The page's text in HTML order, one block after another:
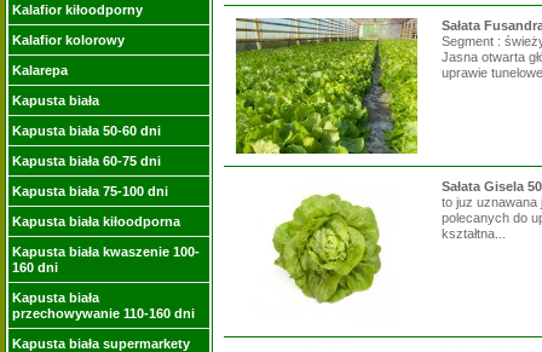
Kalafior kiłoodporny
Kalafior kolorowy
Kalarepa
Kapusta biała
Kapusta biała 50-60 dni
Kapusta biała 60-75 dni
Kapusta biała 75-100 dni
Kapusta biała kiłoodporna
Kapusta biała kwaszenie 100-
160 dni
Kapusta biała
przechowywanie 110-160 dni
Kapusta biała supermarkety
Sałata
Segment :
Jasna otwarta
uprawie
Sałata Gisela
to juz uznawana
polecanych do
kształtna...